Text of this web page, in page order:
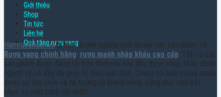
Giới thiệu
Shop
Tin tức
Liên hệ
Quà tặng rượu vang
Hamruoungon.vnlà một doanh nghiệp kinh doanh các sản phẩm về
Rượu vang chính hãng, rượu mạnh nhập khẩu cao cấp . Tất cả các
sản phẩm được đăng tải trên Website này đều được nhập khẩu chính
ngạch và có đầy đủ giấy tờ theo luật định. Chúng tôi luôn mong muốn
được sự lựa chọn và tin tưởng từ khách hàng, cũng như cam kết
phục vụ một cách tốt nhất!